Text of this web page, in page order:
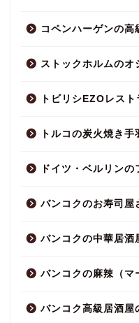
コペンハーゲンの高
ストックホルムのオ
トビリシEZOレス
トルコの炭火焼き手
ドイツ・ベルリン
バンコクのお寿司屋
バンコクの中華居酒
バンコクの麻辣（マ
バンコク高級居酒屋